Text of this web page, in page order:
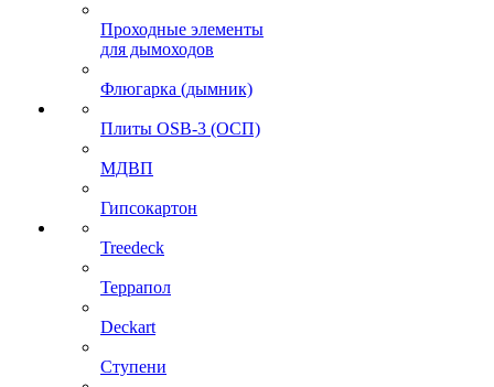
Проходные элементы
для дымоходов
Флюгарка (дымник)
Плиты OSB-3 (ОСП)
МДВП
Гипсокартон
Treedeck
Террапол
Deckart
Ступени